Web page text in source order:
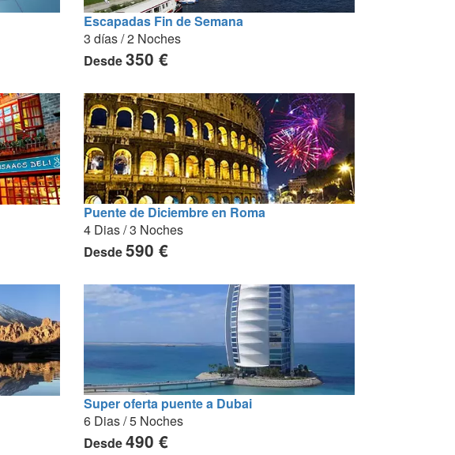
Escapadas Fin de Semana
3 días / 2 Noches
Desde350 €
Puente de Diciembre en Roma
4 Dias / 3 Noches
Desde590 €
Super oferta puente a Dubai
6 Dias / 5 Noches
Desde490 €